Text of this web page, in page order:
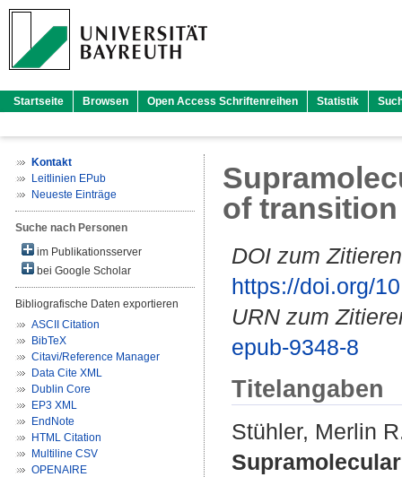
Startseite Browsen Open Access Schriftenreihen Statistik
Kontakt
Leitlinien EPub
Neueste Einträge
Suche nach Personen
im Publikationsserver
bei Google Scholar
Bibliografische Daten exportieren
ASCII Citation
BibTeX
Citavi/Reference Manager
Data Cite XML
Dublin Core
EP3 XML
EndNote
HTML Citation
Multiline CSV
OPENAIRE
of
DOI zum
https://doi.org/
URN zum
epub-9348-8
Titelangaben
Stühler, Merlin